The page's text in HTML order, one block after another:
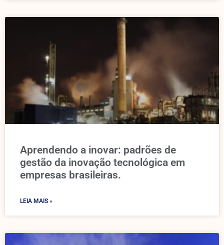
Aprendendo a inovar: padrões de
gestão da inovação tecnológica em
empresas brasileiras.
LEIA MAIS »